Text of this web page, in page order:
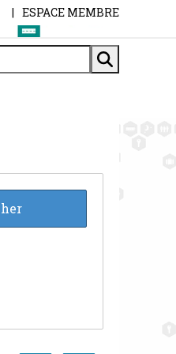
| ESPACE MEMBRE